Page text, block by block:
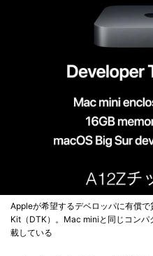
Appleが希望するデベロッパに有償
Kit（DTK）。Mac miniと同じコン
載している